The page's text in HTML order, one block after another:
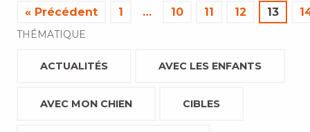
« Précédent 1 … 10 11 12 13
THÉMATIQUE
ACTUALITÉS AVEC LES ENFANTS
AVEC MON CHIEN CIBLES